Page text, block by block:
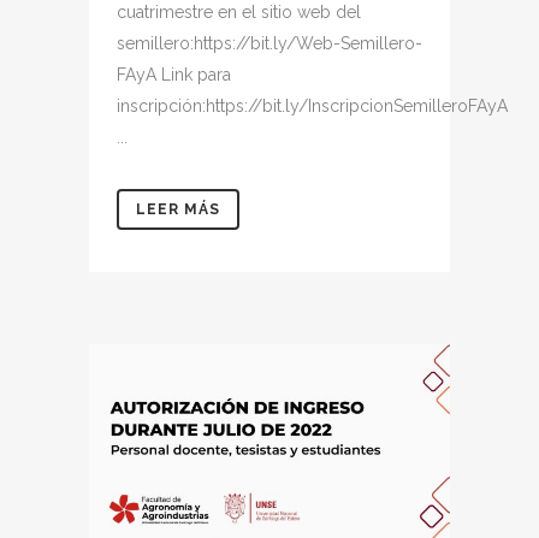
cuatrimestre en el sitio web del
semillero:https://bit.ly/Web-Semillero-
FAyA Link para
inscripción:https://bit.ly/InscripcionSemilleroFAyA
LEER MÁS